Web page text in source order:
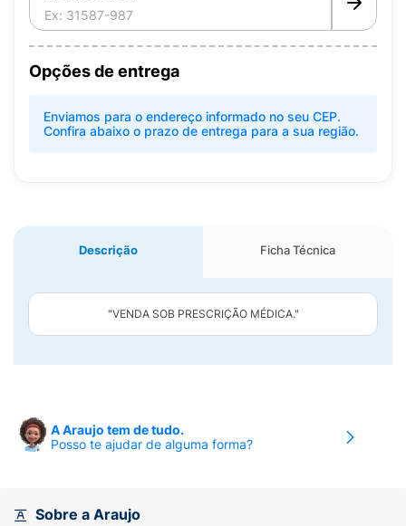
Opções de entrega
Enviamos para o endereço informado no seu CEP.
Confira abaixo o prazo de entrega para a sua região.
Descrição Ficha Técnica
"VENDA SOB PRESCRIÇÃO MÉDICA."
A Araujo tem de tudo.
Posso te ajudar de alguma forma?
Sobre a Araujo